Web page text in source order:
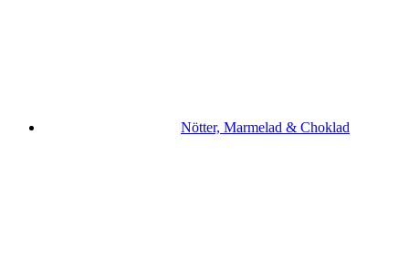
Nötter, Marmelad & Choklad